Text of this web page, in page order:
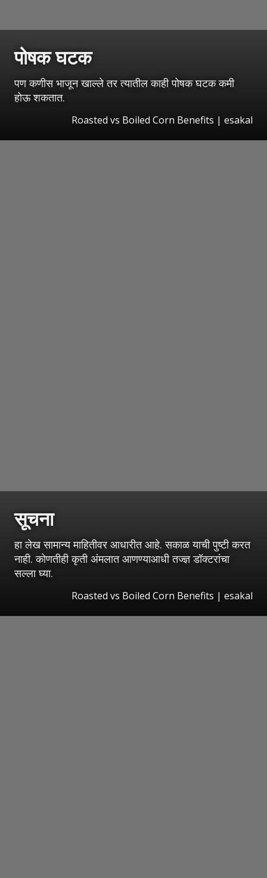
पोषक घटक
पण कणीस भाजून खाल्ले तर त्यातील काही पोषक घटक कमी
होऊ शकतात.
Roasted vs Boiled Corn Benefits | esakal
सूचना
हा लेख सामान्य माहितीवर आधारीत आहे. सकाळ याची पुष्टी करत
नाही. कोणतीही कृती अंमलात आणण्याआधी तज्ज्ञ डॉक्टरांचा
सल्ला घ्या.
Roasted vs Boiled Corn Benefits | esakal